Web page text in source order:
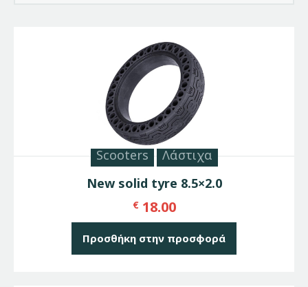
Επικοινωνία
H λίστα μου
Scooters
Λάστιχα
New solid tyre 8.5×2.0
€ 18.00
Προσθήκη στην προσφορά